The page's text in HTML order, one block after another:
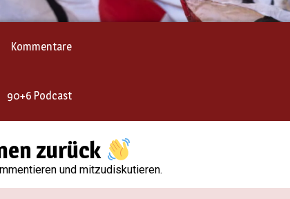
Kommentare
90+6 Podcast
zurück
und mitzudiskutieren.